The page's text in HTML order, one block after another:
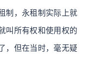
制，永租制实际上就
叫所有权和使用权的
，但在当时，毫无疑